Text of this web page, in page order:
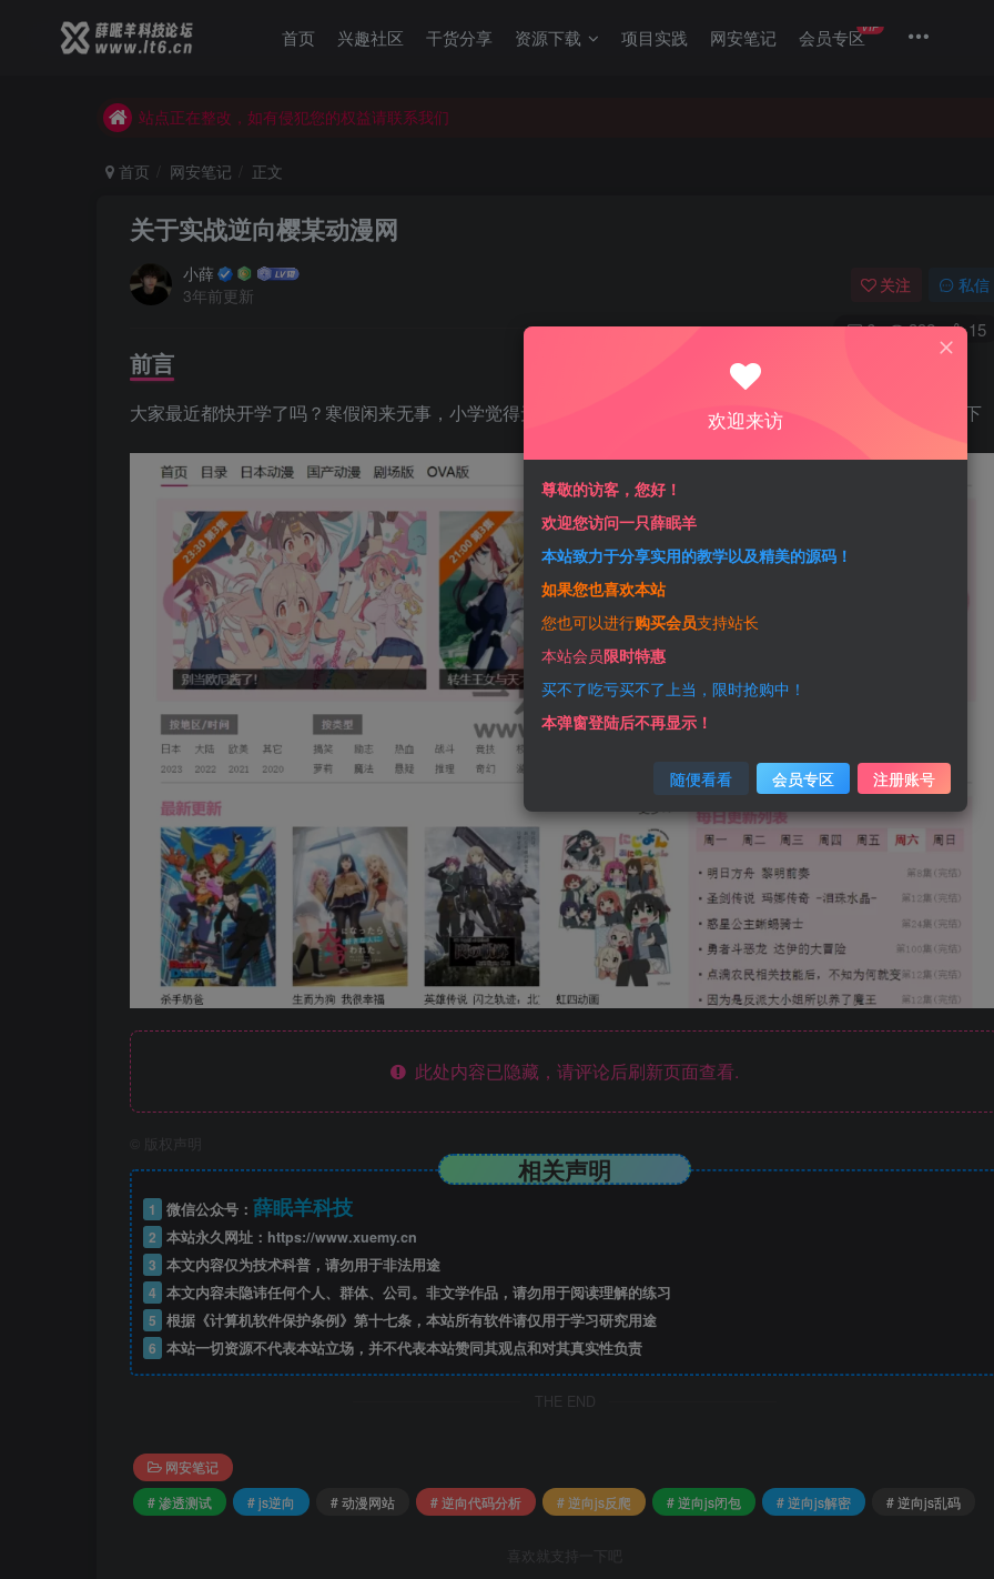
首页 兴趣社区 干货分享 资源下载 项目实践 网安笔记 会员专区VIP
站点正在整改，如有侵犯您的权益请联系我们
站点正在整改，如有侵犯您的权益请联系我们
首页 网安笔记 正文
关于实战逆向樱某动漫网
小薛
3年前更新
关注 私信
6 392 15
前言
大家最近都快开学了吗？寒假闲来无事，小学觉得无聊想看看动漫，想着看樱某也有好几年了，就研究了一下
此处内容已隐藏，请评论后刷新页面查看.
版权声明
相关声明
1 微信公众号： 薛眠羊科技
2 本站永久网址： https://www.xuemy.cn
3 本文内容仅为技术科普，请勿用于非法用途
4 本文内容未隐讳任何个人、群体、公司。非文学作品，请勿用于阅读理解的练习
5 根据《计算机软件保护条例》第十七条，本站所有软件请仅用于学习研究用途
6 本站一切资源不代表本站立场，并不代表本站赞同其观点和对其真实性负责
THE END
网安笔记
# 渗透测试
# js逆向 # 动漫网站 # 逆向代码分析 # 逆向js反爬 # 逆向js闭包 # 逆向js解密 # 逆向js乱码
喜欢就支持一下吧
欢迎来访
尊敬的访客，您好！
欢迎您访问一只薛眠羊
本站致力于分享实用的教学以及精美的源码！
如果您也喜欢本站
您也可以进行购买会员支持站长
本站会员限时特惠
买不了吃亏买不了上当，限时抢购中！
本弹窗登陆后不再显示！
随便看看 会员专区 注册账号